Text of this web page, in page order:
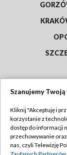
Abonament
Emisja w TVP
Szanujemy
Kliknij "Akceptuję i
korzystanie z
dostęp do informacji
przechowywanie
nas, czyli Telewizję